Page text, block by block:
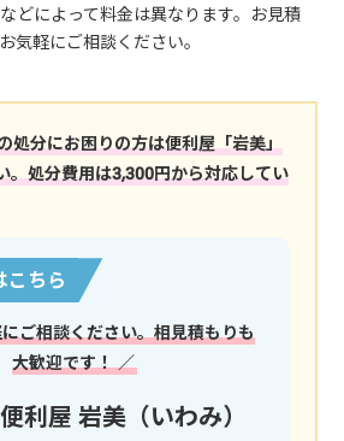
どによって料金は異なります。お見積
気軽にご相談ください。
処分にお困りの方は便利屋「岩美」
。処分費用は3,300円から対応してい
こちら
ご相談ください。相見積もりも
大歓迎です！ ／
利屋 岩美（いわみ）